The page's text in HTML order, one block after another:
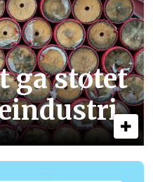
ga støtet